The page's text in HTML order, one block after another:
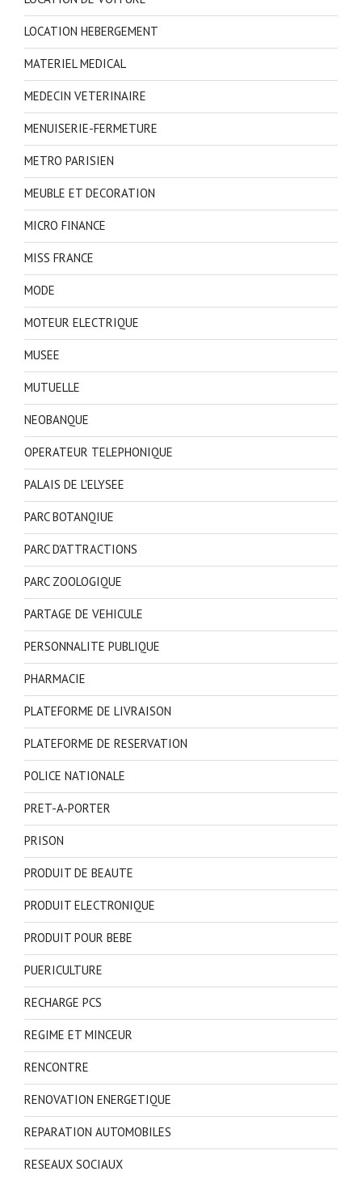
LOCATION HEBERGEMENT
MATERIEL MEDICAL
MEDECIN VETERINAIRE
MENUISERIE-FERMETURE
METRO PARISIEN
MEUBLE ET DECORATION
MICRO FINANCE
MISS FRANCE
MODE
MOTEUR ELECTRIQUE
MUSEE
MUTUELLE
NEOBANQUE
OPERATEUR TELEPHONIQUE
PALAIS DE L'ELYSEE
PARC BOTANQIUE
PARC D'ATTRACTIONS
PARC ZOOLOGIQUE
PARTAGE DE VEHICULE
PERSONNALITE PUBLIQUE
PHARMACIE
PLATEFORME DE LIVRAISON
PLATEFORME DE RESERVATION
POLICE NATIONALE
PRET-A-PORTER
PRISON
PRODUIT DE BEAUTE
PRODUIT ELECTRONIQUE
PRODUIT POUR BEBE
PUERICULTURE
RECHARGE PCS
REGIME ET MINCEUR
RENCONTRE
RENOVATION ENERGETIQUE
REPARATION AUTOMOBILES
RESEAUX SOCIAUX